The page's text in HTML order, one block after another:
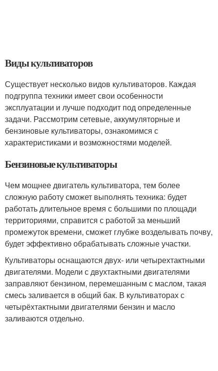
Виды культиваторов
Существует несколько видов культиваторов. Каждая
подгруппа техники имеет свои особенности
эксплуатации и лучше подходит под определенные
задачи. Рассмотрим сетевые, аккумуляторные и
бензиновые культиваторы, ознакомимся с
характеристиками и возможностями моделей.
Бензиновые культиваторы
Чем мощнее двигатель культиватора, тем более
сложную работу сможет выполнять техника: будет
работать длительное время с большими по площади
территориями, справится с работой за меньший
промежуток времени, сможет глубже возделывать почву,
будет эффективно обрабатывать сложные участки.
Культиваторы оснащаются двух- или четырехтактными
двигателями. Модели с двухтактными двигателями
заправляют бензином, перемешанным с маслом, такая
смесь заливается в общий бак. В культиваторах с
четырёхтактными двигателями бензин и масло
заливаются отдельно.